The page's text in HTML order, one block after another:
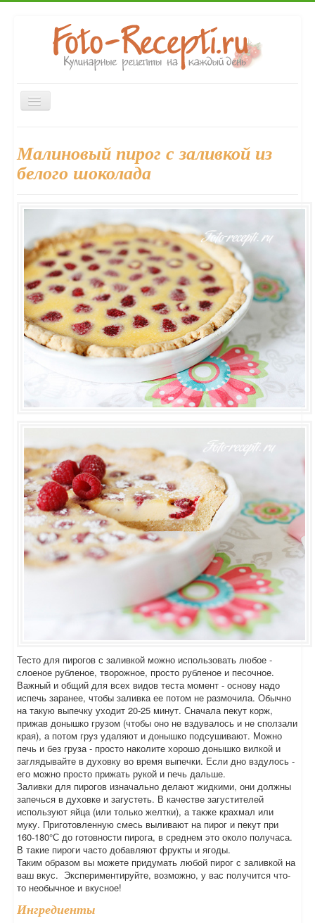
Включить/
выключить
Десерты
Выпечка Напитки
Консервирование
Форум
Малиновый пирог с заливкой из
белого шоколада
Тесто для пирогов с заливкой можно использовать любое -
слоеное рубленое, творожное, просто рубленое и песочное.
Важный и общий для всех видов теста момент - основу надо
испечь заранее, чтобы заливка ее потом не размочила. Обычно
на такую выпечку уходит 20-25 минут. Сначала пекут корж,
прижав донышко грузом (чтобы оно не вздувалось и не сползали
края), а потом груз удаляют и донышко подсушивают. Можно
печь и без груза - просто наколите хорошо донышко вилкой и
заглядывайте в духовку во время выпечки. Если дно вздулось -
его можно просто прижать рукой и печь дальше.
Заливки для пирогов изначально делают жидкими, они должны
запечься в духовке и загустеть. В качестве загустителей
используют яйца (или только желтки), а также крахмал или
муку. Приготовленную смесь выливают на пирог и пекут при
160-180°С до готовности пирога, в среднем это около получаса.
В такие пироги часто добавляют фрукты и ягоды.
Таким образом вы можете придумать любой пирог с заливкой на
ваш вкус. Экспериментируйте, возможно, у вас получится что-
то необычное и вкусное!
Ингредиенты